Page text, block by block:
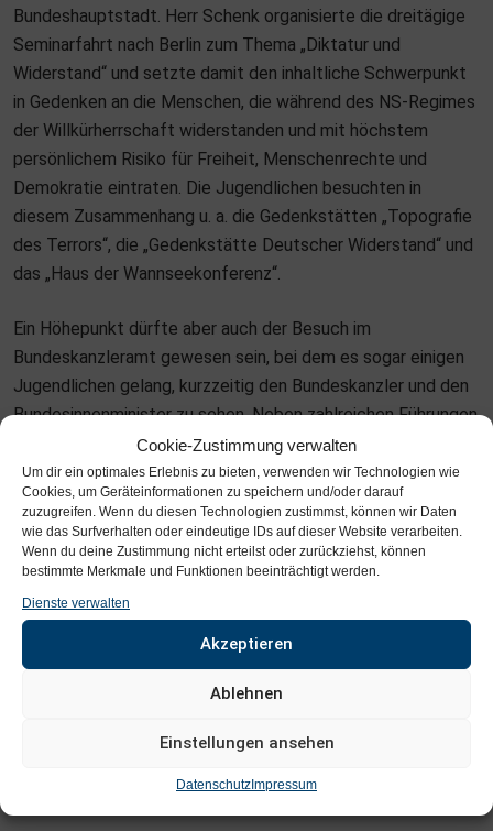
Cookie-Zustimmung verwalten
Um dir ein optimales Erlebnis zu bieten, verwenden wir Technologien wie
Cookies, um Geräteinformationen zu speichern und/oder darauf
zuzugreifen. Wenn du diesen Technologien zustimmst, können wir Daten
wie das Surfverhalten oder eindeutige IDs auf dieser Website verarbeiten.
Wenn du deine Zustimmung nicht erteilst oder zurückziehst, können
bestimmte Merkmale und Funktionen beeinträchtigt werden.
Dienste verwalten
Akzeptieren
Ablehnen
Einstellungen ansehen
DatenschutzImpressum
Bundeshauptstadt. Herr Schenk organisierte die dreitägige
Seminarfahrt nach Berlin zum Thema „Diktatur und
Widerstand“ und setzte damit den inhaltliche Schwerpunkt
in Gedenken an die Menschen, die während des NS-Regimes
der Willkürherrschaft widerstanden und mit höchstem
persönlichem Risiko für Freiheit, Menschenrechte und
Demokratie eintraten. Die Jugendlichen besuchten in
diesem Zusammenhang u. a. die Gedenkstätten „Topografie
des Terrors“, die „Gedenkstätte Deutscher Widerstand“ und
das „Haus der Wannseekonferenz“.
Ein Höhepunkt dürfte aber auch der Besuch im
Bundeskanzleramt gewesen sein, bei dem es sogar einigen
Jugendlichen gelang, kurzzeitig den Bundeskanzler und den
Bundesinnenminister zu sehen. Neben zahlreichen Führungen
und Vorträgen wurde in ausgewählten Berliner Restaurants
auch gemeinsam gut gegessen.
Auch im März des kommenden Jahres soll den Schülerinnen
und Schülern der 13. Klasse eine vergleichbare
Toralf Schenk
Lehrer für Sozialkunde und Geschichte.